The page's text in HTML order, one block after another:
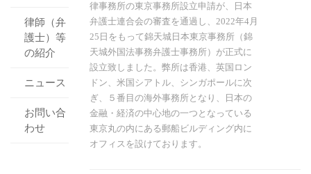
律師（弁
護士）等
の紹介
ニュース
お問い合
わせ
律事務所の東京事務所設立申請が、日本
弁護士連合会の審査を通過し、2022年4月
25日をもって錦天城日本東京事務所（錦
天城外国法事務弁護士事務所）が正式に
設立致しました。弊所は香港、英国ロン
ドン、米国シアトル、シンガポールに次
ぎ、５番目の海外事務所となり、日本の
金融・経済の中心地の一つとなっている
東京丸の内にある郵船ビルディング内に
オフィスを設けております。